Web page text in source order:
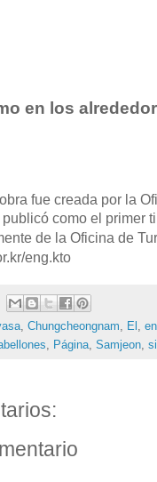
en los
fue creada por la
como el primer
de la Oficina de
eng.kto
Chungcheongnam El
Página Samjeon si